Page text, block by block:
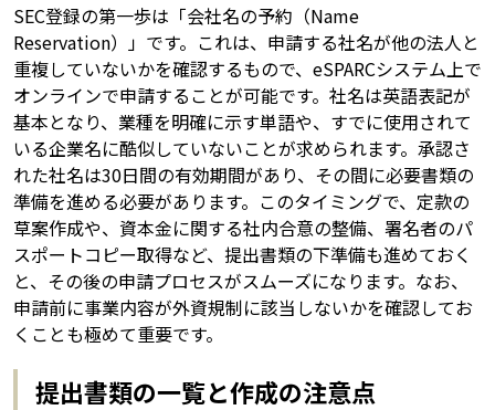
SEC登録の第一歩は「会社名の予約（Name
Reservation）」です。これは、申請する社名が他の法人と
重複していないかを確認するもので、eSPARCシステム上で
オンラインで申請することが可能です。社名は英語表記が
基本となり、業種を明確に示す単語や、すでに使用されて
いる企業名に酷似していないことが求められます。承認さ
れた社名は30日間の有効期間があり、その間に必要書類の
準備を進める必要があります。このタイミングで、定款の
草案作成や、資本金に関する社内合意の整備、署名者のパ
スポートコピー取得など、提出書類の下準備も進めておく
と、その後の申請プロセスがスムーズになります。なお、
申請前に事業内容が外資規制に該当しないかを確認してお
くことも極めて重要です。
提出書類の一覧と作成の注意点